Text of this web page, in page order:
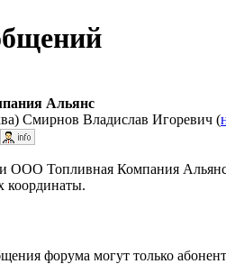
Альянс
Смирнов Владислав Игоревич (
ООО Топливная Компания
координаты.
форума могут только